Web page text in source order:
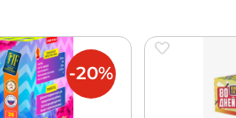
-20%